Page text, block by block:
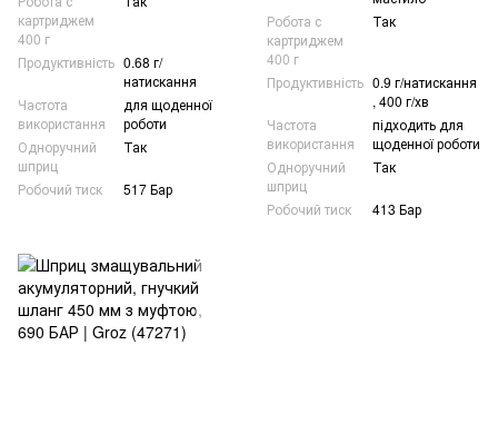
картриджем
400 г
Продуктивність 0.68 г/
натискання
Частота
використання
для щоденної
роботи
Одноручний
шприц
Так
Робочий тиск 517 Бар
Робота с
картриджем
400 г
Так
Продуктивність 0.9 г/натискання
, 400 г/хв
Частота
використання
підходить для
щоденної роботи
Одноручний
шприц
Так
Робочий тиск 413 Бар